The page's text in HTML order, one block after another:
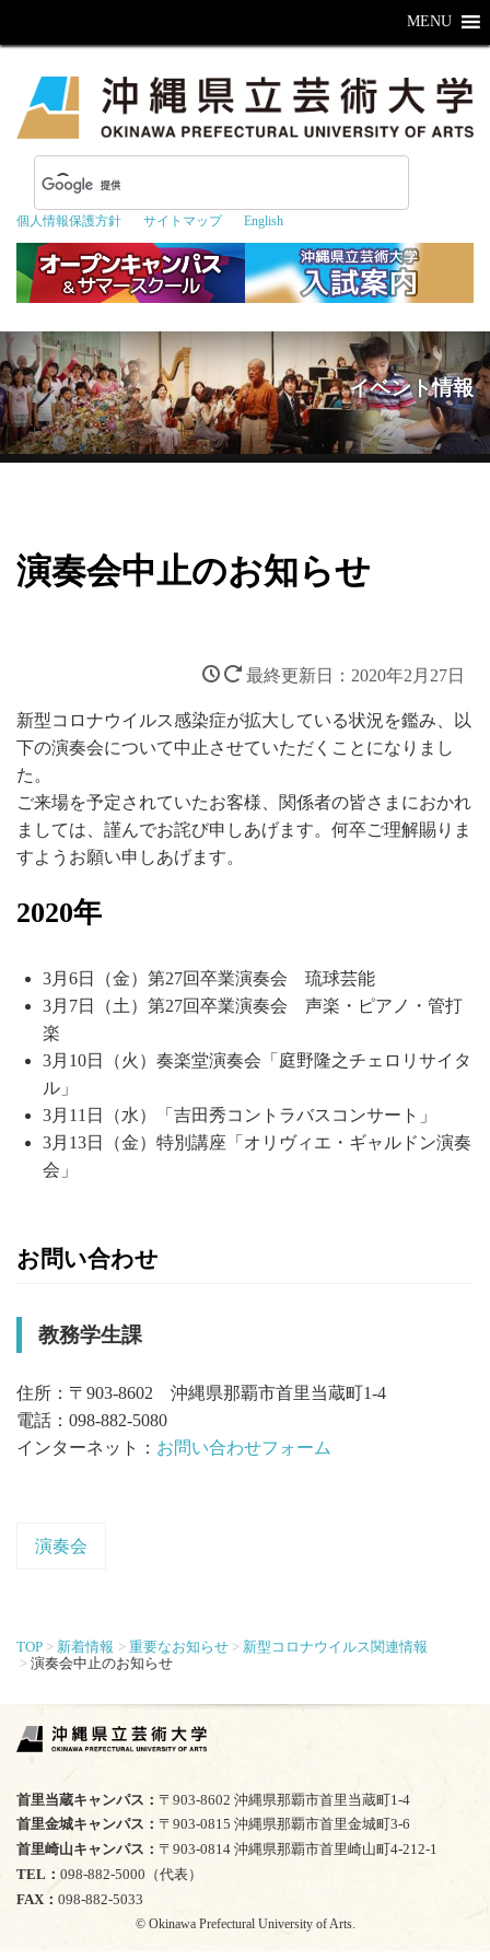
個人情報保護方針 サイトマップ English
MENU
イベント情報
演奏会中止のお知らせ
2020年2月27日
新型コロナウイルス感染症が拡大している状況を鑑み、以
下の演奏会について中止させていただくことになりまし
た。
ご来場を予定されていたお客様、関係者の皆さまにおかれ
ましては、謹んでお詫び申しあげます。何卒ご理解賜りま
すようお願い申しあげます。
2020年
3月6日（金）第27回卒業演奏会 琉球芸能
3月7日（土）第27回卒業演奏会 声楽・ピアノ・管打
楽
3月10日（火）奏楽堂演奏会「庭野隆之チェロリサイタ
ル」
3月11日（水）「吉田秀コントラバスコンサート」
3月13日（金）特別講座「オリヴィエ・ギャルドン演奏
会」
お問い合わせ
教務学生課
住所：〒903-8602 沖縄県那覇市首里当蔵町1-4
電話：098-882-5080
インターネット： お問い合わせフォーム
演奏会
TOP 新着情報 重要なお知らせ
新型コロナウイルス関連情報
演奏会中止のお知らせ
TEL
098-882-5000（代表）
FAX
098-882-5033
© Okinawa Prefectural University of Arts.
首里当蔵キャンパス
〒903-8602 沖縄県那覇市首里当蔵町1-4
首里金城キャンパス
〒903-0815 沖縄県那覇市首里金城町3-6
首里崎山キャンパス
〒903-0814 沖縄県那覇市首里崎山町4-212-1